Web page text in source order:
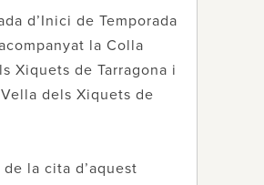
d’Inici de Temporada
la Colla
Xiquets de Tarragona i
Vella dels Xiquets de
de la cita d’aquest